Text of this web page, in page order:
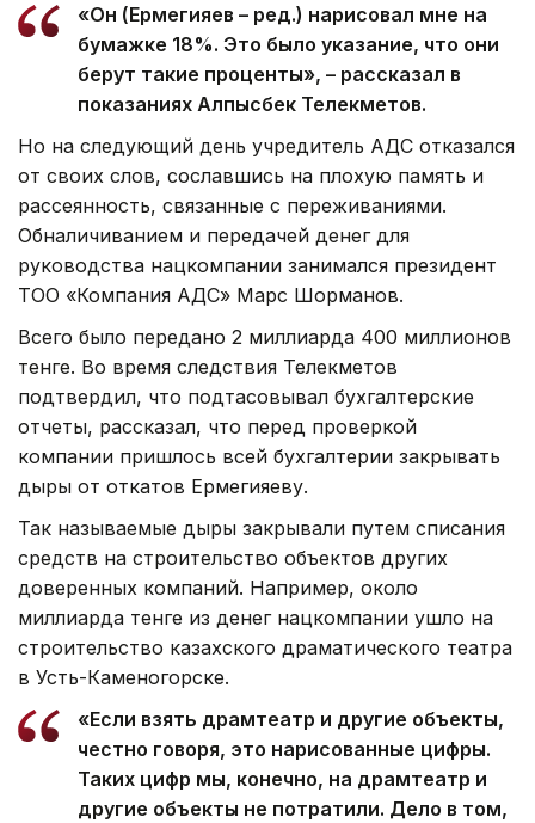
«Он (Ермегияев – ред.) нарисовал мне на
бумажке 18%. Это было указание, что они
берут такие проценты», – рассказал в
показаниях Алпысбек Телекметов.
Но на следующий день учредитель АДС отказался
от своих слов, сославшись на плохую память и
рассеянность, связанные с переживаниями.
Обналичиванием и передачей денег для
руководства нацкомпании занимался президент
ТОО «Компания АДС» Марс Шорманов.
Всего было передано 2 миллиарда 400 миллионов
тенге. Во время следствия Телекметов
подтвердил, что подтасовывал бухгалтерские
отчеты, рассказал, что перед проверкой
компании пришлось всей бухгалтерии закрывать
дыры от откатов Ермегияеву.
Так называемые дыры закрывали путем списания
средств на строительство объектов других
доверенных компаний. Например, около
миллиарда тенге из денег нацкомпании ушло на
строительство казахского драматического театра
в Усть-Каменогорске.
«Если взять драмтеатр и другие объекты,
честно говоря, это нарисованные цифры.
Таких цифр мы, конечно, на драмтеатр и
другие объекты не потратили. Дело в том,